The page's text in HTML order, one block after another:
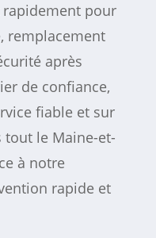
rapidement pour
remplacement
après
de confiance,
fiable et sur
le Maine-et-
à notre
rapide et